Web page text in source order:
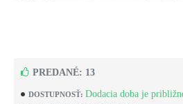
DOSTUPNOSŤ: Dodacia doba je
PREDANÉ: 13